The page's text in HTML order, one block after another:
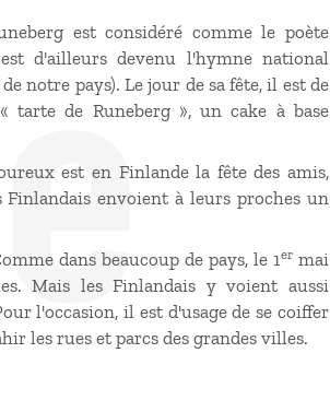
est considéré comme le poète
d'ailleurs devenu l'hymne national
notre pays). Le jour de sa fête, il est de
tarte de Runeberg », un cake à base
est en Finlande la fête des amis,
Finlandais envoient à leurs proches un
dans beaucoup de pays, le 1er mai
Mais les Finlandais y voient aussi
l'occasion, il est d'usage de se coiffer
les rues et parcs des grandes villes.